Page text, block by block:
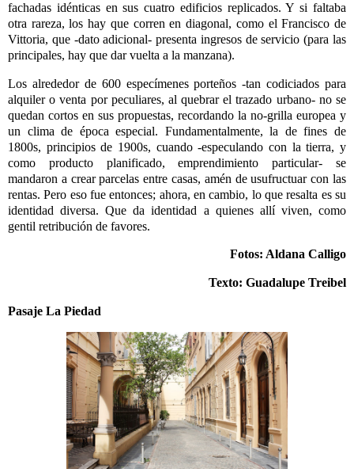
fachadas idénticas en sus cuatro edificios replicados. Y si faltaba
otra rareza, los hay que corren en diagonal, como el Francisco de
Vittoria, que -dato adicional- presenta ingresos de servicio (para las
principales, hay que dar vuelta a la manzana).
Los alrededor de 600 especímenes porteños -tan codiciados para
alquiler o venta por peculiares, al quebrar el trazado urbano- no se
quedan cortos en sus propuestas, recordando la no-grilla europea y
un clima de época especial. Fundamentalmente, la de fines de
1800s, principios de 1900s, cuando -especulando con la tierra, y
como producto planificado, emprendimiento particular- se
mandaron a crear parcelas entre casas, amén de usufructuar con las
rentas. Pero eso fue entonces; ahora, en cambio, lo que resalta es su
identidad diversa. Que da identidad a quienes allí viven, como
gentil retribución de favores.
Fotos: Aldana Calligo
Texto: Guadalupe Treibel
Pasaje La Piedad